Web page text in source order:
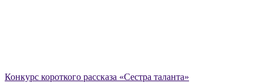
Конкурс короткого рассказа «Сестра таланта»